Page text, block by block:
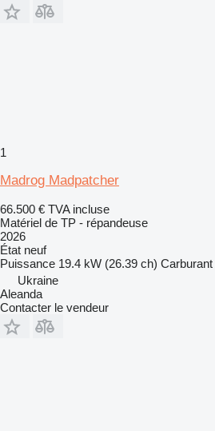
1
Madrog Madpatcher
66.500 € TVA incluse
Matériel de TP - répandeuse
2026
État neuf
Puissance 19.4 kW (26.39 ch) Carburant
Ukraine
Aleanda
Contacter le vendeur